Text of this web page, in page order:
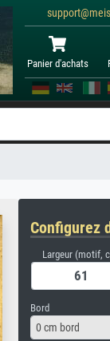
Panier d'achats
Configurez
Largeur (motif,
Bord
0 cm bord